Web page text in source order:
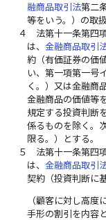
融商品取引法第二
等をいう。）の取
４
法第十一条第四
は、金融商品取引
約（有価証券の価
い、第一項第一号
く。）又は金融商
金融商品の価値等
規定する投資判断
係るものを除く。
限る。）とする。
５
法第十一条第四
は、金融商品取引
契約（投資判断に
（顧客に対し高
手形の割引を内容